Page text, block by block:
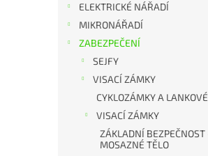
ELEKTRICKÉ NÁŘADÍ
MIKRONÁŘADÍ
ZABEZPEČENÍ
SEJFY
VISACÍ ZÁMKY
CYKLOZÁMKY A
VISACÍ ZÁMKY
ZÁKLADNÍ BEZPEČNOST
MOSAZNÉ TĚLO